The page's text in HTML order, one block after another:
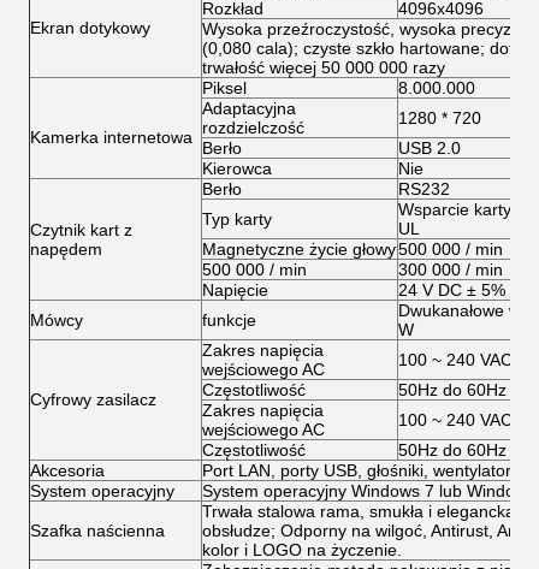
Ekran dotykowy
Rozkład
4096x4096
Wysoka przeźroczystość, wysoka precyzja
(0,080 cala); czyste szkło hartowane;
trwałość więcej 50 000 000 razy
Kamerka internetowa
Piksel
8.000.000
Adaptacyjna
rozdzielczość
1280 * 720
Berło
USB 2.0
Kierowca
Nie
Czytnik kart z
napędem
Berło
RS232
Typ karty
Wsparcie karty
UL
Magnetyczne życie głowy500 000 / min
500 000 / min
300 000 / min
Napięcie
24 V DC ± 5%
Mówcy
funkcje
Dwukanałowe
W
Cyfrowy zasilacz
Zakres napięcia
wejściowego AC
100 ~ 240 VAC
Częstotliwość
50Hz do 60Hz
Zakres napięcia
wejściowego AC
100 ~ 240 VAC
Częstotliwość
50Hz do 60Hz
Akcesoria
Port LAN, porty USB, głośniki, wentylatory,
System operacyjny
System operacyjny Windows 7 lub
Szafka naścienna
Trwała stalowa rama, smukła i elegancka
obsłudze; Odporny na wilgoć, Antirust,
kolor i LOGO na życzenie.